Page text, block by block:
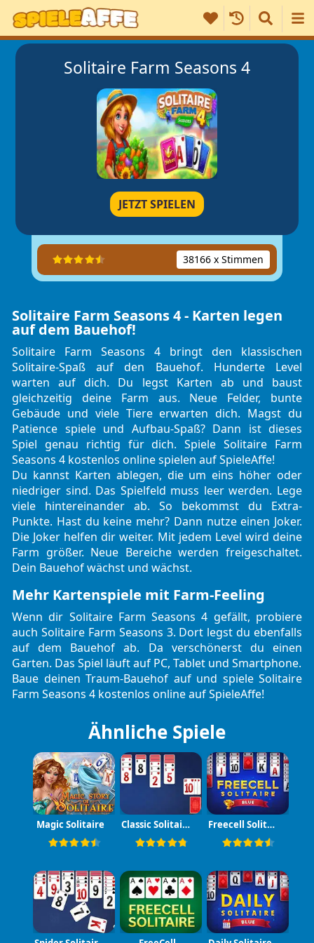
Solitaire Farm Seasons 4
JETZT SPIELEN
38166 x Stimmen
Solitaire Farm Seasons 4 - Karten legen
auf dem Bauehof!
Solitaire Farm Seasons 4 bringt den klassischen
Solitaire-Spaß auf den Bauehof. Hunderte Level
warten auf dich. Du legst Karten ab und baust
gleichzeitig deine Farm aus. Neue Felder, bunte
Gebäude und viele Tiere erwarten dich. Magst du
Patience spieleund Aufbau-Spaß? Dann ist dieses
Spiel genau richtig für dich. Spiele Solitaire Farm
Seasons 4 kostenlos online spielen auf SpieleAffe!
Du kannst Karten ablegen, die um eins höher oder
niedriger sind. Das Spielfeld muss leer werden. Lege
viele hintereinander ab. So bekommst du Extra-
Punkte. Hast du keine mehr? Dann nutze einen Joker.
Die Joker helfen dir weiter. Mit jedem Level wird deine
Farm größer. Neue Bereiche werden freigeschaltet.
Dein Bauehof wächst und wächst.
Mehr Kartenspiele mit Farm-Feeling
Wenn dir Solitaire Farm Seasons 4 gefällt, probiere
auch Solitaire Farm Seasons 3. Dort legst du ebenfalls
auf dem Bauehof ab. Da verschönerst du einen
Garten. Das Spiel läuft auf PC, Tablet und Smartphone.
Baue deinen Traum-Bauehof auf und spiele Solitaire
Farm Seasons 4 kostenlos online auf SpieleAffe!
Ähnliche Spiele
Magic Solitaire Classic Solitaire Blue Freecell Solitaire Blue